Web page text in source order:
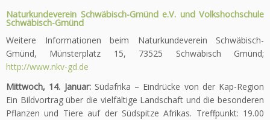
Naturkundeverein Schwäbisch-Gmünd e.V. und Volkshochschule
Schwäbisch-Gmünd
Weitere Informationen beim Naturkundeverein Schwäbisch-
Gmünd, Münsterplatz 15, 73525 Schwäbisch Gmünd;
http://www.nkv-gd.de
Mittwoch, 14. Januar:Südafrika – Eindrücke von der Kap-Region
Ein Bildvortrag über die vielfältige Landschaft und die besonderen
Pflanzen und Tiere auf der Südspitze Afrikas. Treffpunkt: 19.00